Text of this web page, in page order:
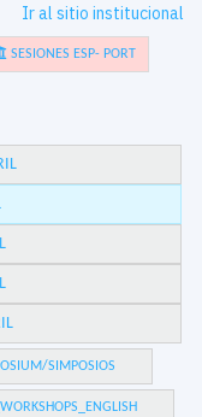
Ir al sitio institucional
SESIONES ESP- PORT
SIMPOSIOS